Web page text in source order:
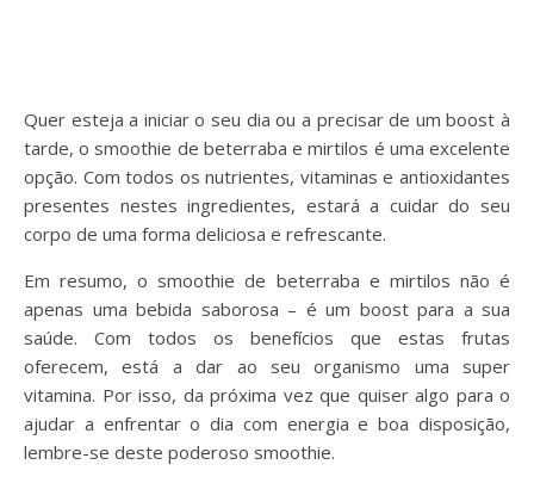
Quer esteja a iniciar o seu dia ou a precisar de um boost à
tarde, o smoothie de beterraba e mirtilos é uma excelente
opção. Com todos os nutrientes, vitaminas e antioxidantes
presentes nestes ingredientes, estará a cuidar do seu
corpo de uma forma deliciosa e refrescante.
Em resumo, o smoothie de beterraba e mirtilos não é
apenas uma bebida saborosa – é um boost para a sua
saúde. Com todos os benefícios que estas frutas
oferecem, está a dar ao seu organismo uma super
vitamina. Por isso, da próxima vez que quiser algo para o
ajudar a enfrentar o dia com energia e boa disposição,
lembre-se deste poderoso smoothie.